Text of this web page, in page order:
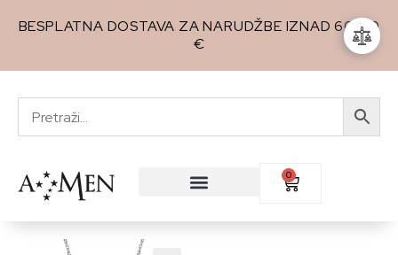
BESPLATNA DOSTAVA ZA NARUDŽBE IZNAD 60,00
€
0